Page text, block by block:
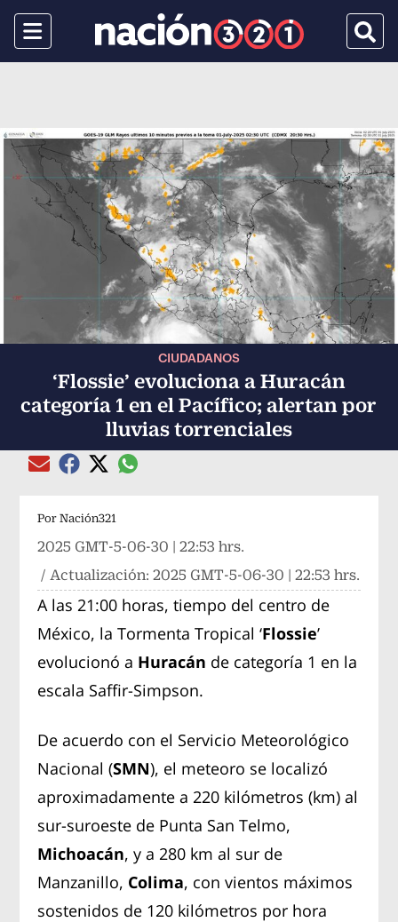
Menu
CIUDADANOS
‘Flossie’ evoluciona a Huracán
categoría 1 en el Pacífico; alertan por
lluvias torrenciales
Compartir el artículo actual mediante Email
Compartir el artículo actual mediante Facebook
Compartir el artículo actual mediante Twitter
Compartir el artículo actual mediante
Por Nación321
2025 GMT-5-06-30 | 22:53 hrs.
/ Actualización:2025 GMT-5-06-30 | 22:53 hrs.
A las 21:00 horas, tiempo del centro de
México, la Tormenta Tropical ‘Flossie’
evolucionó a Huracán de categoría 1 en la
escala Saffir-Simpson.
De acuerdo con el Servicio Meteorológico
Nacional (SMN), el meteoro se localizó
aproximadamente a 220 kilómetros (km) al
sur-suroeste de Punta San Telmo,
Michoacán, y a 280 km al sur de
Manzanillo, Colima, con vientos máximos
sostenidos de 120 kilómetros por hora